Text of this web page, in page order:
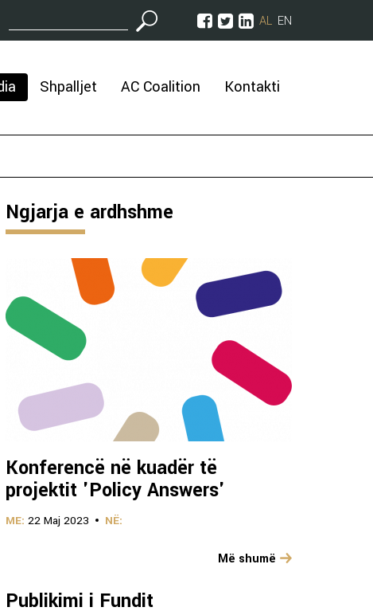
AL EN
Shpalljet AC Coalition Kontakti
Ngjarja e ardhshme
Konferencë në kuadër të
projektit 'Policy Answers'
ME: 22 Maj 2023 NË:
Më shumë
Publikimi i Fundit